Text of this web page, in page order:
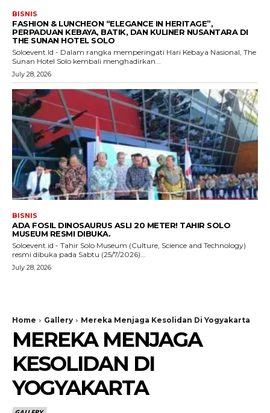
BISNIS
FASHION & LUNCHEON “ELEGANCE IN HERITAGE”,
PERPADUAN KEBAYA, BATIK, DAN KULINER NUSANTARA DI
THE SUNAN HOTEL SOLO
Soloevent.Id - Dalam rangka memperingati Hari Kebaya Nasional, The
Sunan Hotel Solo kembali menghadirkan...
July 28, 2026
BISNIS
ADA FOSIL DINOSAURUS ASLI 20 METER! TAHIR SOLO
MUSEUM RESMI DIBUKA.
Soloevent.id - Tahir Solo Museum (Culture, Science and Technology)
resmi dibuka pada Sabtu (25/7/2026)...
July 28, 2026